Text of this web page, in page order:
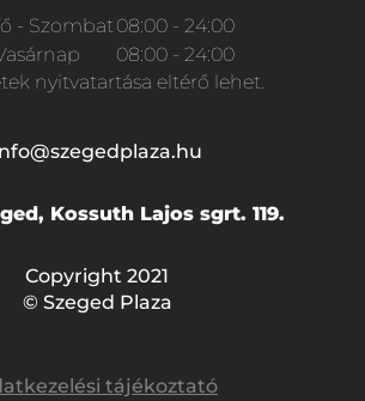
- Szombat08:00 - 24:00
08:00 - 24:00
nyitvatartása eltérő lehet.
Kossuth Lajos sgrt. 119.
Copyright 2021
© Szeged Plaza
tájékoztató